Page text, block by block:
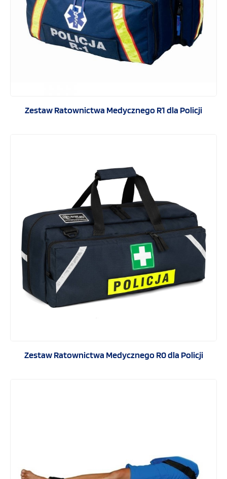
Zestaw Ratownictwa Medycznego R1 dla Policji
Zestaw Ratownictwa Medycznego R0 dla Policji